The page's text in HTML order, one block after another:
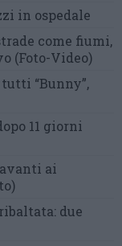
in ospedale
come fiumi,
(Foto-Video)
“Bunny”,
11 giorni
ai
due